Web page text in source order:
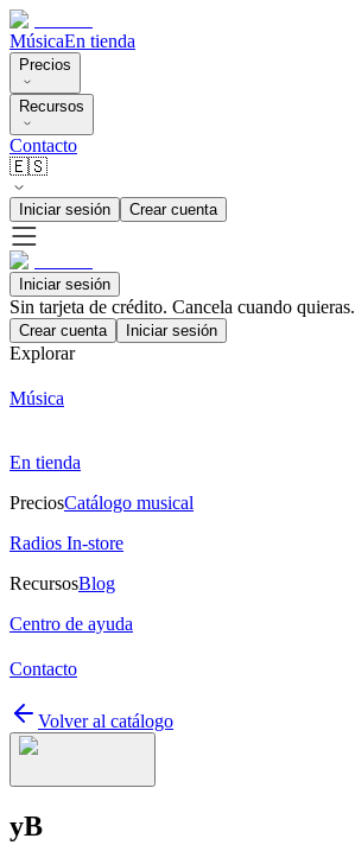
MúsicaEn tienda
Precios
Recursos
Contacto
🇪🇸
Iniciar sesión Crear cuenta
Iniciar sesión
Sin tarjeta de crédito. Cancela cuando quieras.
Crear cuenta Iniciar sesión
Explorar
Música
En tienda
PreciosCatálogo musical
Radios In-store
RecursosBlog
Centro de ayuda
Contacto
Volver al catálogo
yB